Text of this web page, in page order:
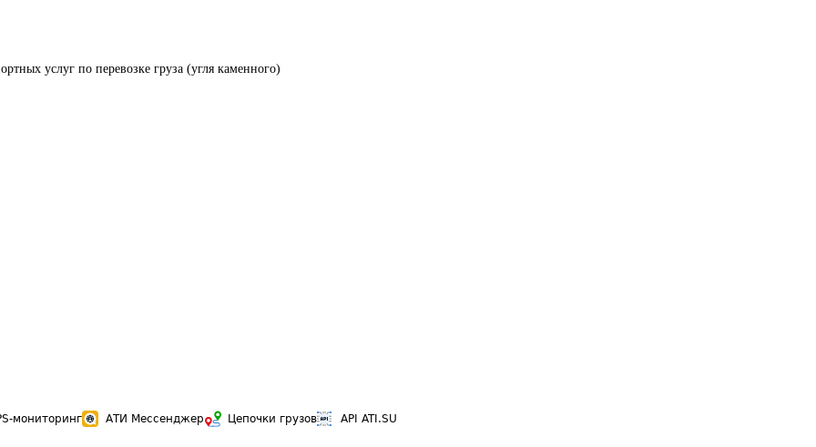
услуг по перевозке груза (угля каменного)
мониторинг АТИ Мессенджер Цепочки грузов API ATI.SU